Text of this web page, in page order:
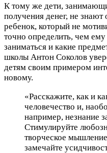
К тому же дети,
получения денег, не знают
ребенок, который не
точно определить, чем ему
заниматься и какие
школы Антон Соколов
детям своим примером
новому.
«Расскажите, как и
человечество и,
например, незнание
Стимулируйте
творческое
замечайте